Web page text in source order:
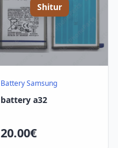
Shitur
Battery Samsung
battery a32
20.00€